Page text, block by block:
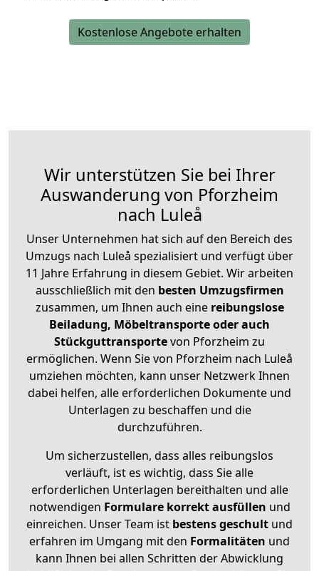
Kostenlose Angebote erhalten
Wir unterstützen Sie bei Ihrer
Auswanderung von Pforzheim
nach Luleå
Unser Unternehmen hat sich auf den Bereich des
Umzugs nach Luleå spezialisiert und verfügt über
11 Jahre Erfahrung in diesem Gebiet. Wir arbeiten
ausschließlich mit den besten Umzugsfirmen
zusammen, um Ihnen auch eine reibungslose
Beiladung, Möbeltransporte oder auch
Stückguttransportevon Pforzheim zu
ermöglichen. Wenn Sie von Pforzheim nach Luleå
umziehen möchten, kann unser Netzwerk Ihnen
dabei helfen, alle erforderlichen Dokumente und
Unterlagen zu beschaffen und die
durchzuführen.
Um sicherzustellen, dass alles reibungslos
verläuft, ist es wichtig, dass Sie alle
erforderlichen Unterlagen bereithalten und alle
notwendigen Formulare korrekt ausfüllen und
einreichen. Unser Team ist bestens geschult und
erfahren im Umgang mit den Formalitäten und
kann Ihnen bei allen Schritten der Abwicklung